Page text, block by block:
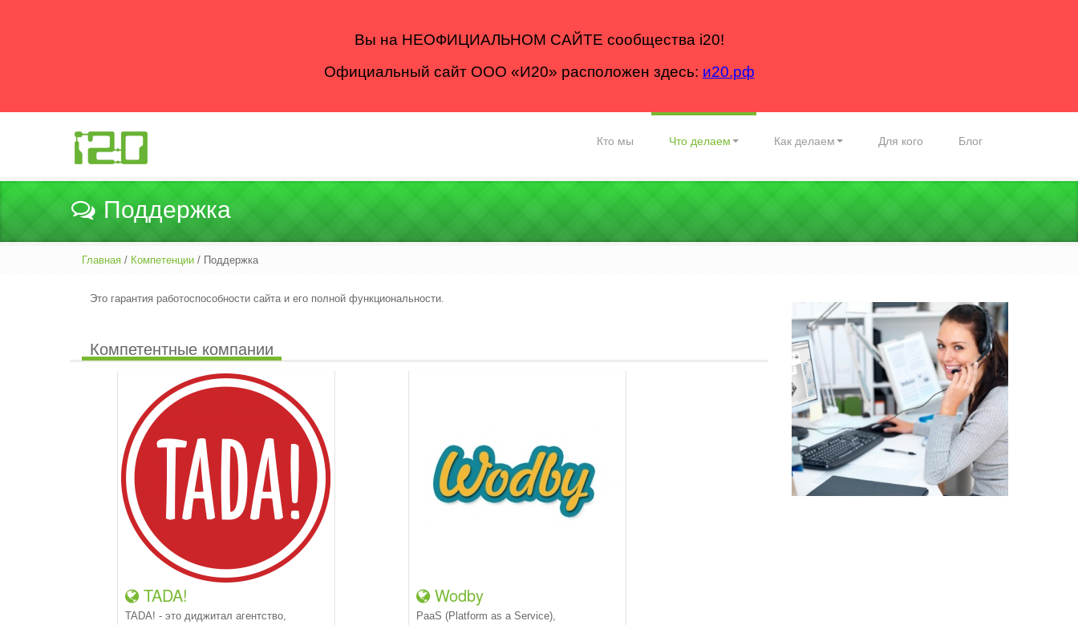
Вы на НЕОФИЦИАЛЬНОМ САЙТЕ сообщества i20!
Официальный сайт ООО «И20» расположен здесь: и20.рф
Кто мы Что делаем Как делаем Для кого Блог
Поддержка
Главная / Компетенции / Поддержка
Это гарантия работоспособности сайта и его полной функциональности.
Компетентные компании
TADA!
TADA! - это диджитал агентство,
Wodby
PaaS (Platform as a Service),